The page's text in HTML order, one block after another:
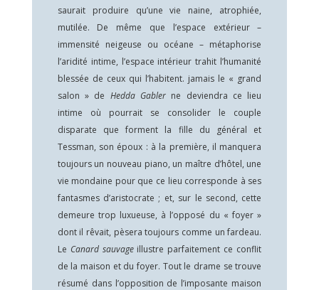
saurait produire qu’une vie naine, atrophiée,
mutilée. De même que l’espace extérieur –
immensité neigeuse ou océane – métaphorise
l’aridité intime, l’espace intérieur trahit l’humanité
blessée de ceux qui l’habitent. jamais le « grand
salon » de Hedda Gabler ne deviendra ce lieu
intime où pourrait se consolider le couple
disparate que forment la fille du général et
Tessman, son époux : à la première, il manquera
toujours un nouveau piano, un maître d’hôtel, une
vie mondaine pour que ce lieu corresponde à ses
fantasmes d’aristocrate ; et, sur le second, cette
demeure trop luxueuse, à l’opposé du « foyer »
dont il rêvait, pèsera toujours comme un fardeau.
Le Canard sauvageillustre parfaitement ce conflit
de la maison et du foyer. Tout le drame se trouve
résumé dans l’opposition de l’imposante maison